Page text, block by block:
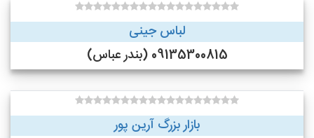
لباس جینی
09135300815 (بندر عباس)
بازار بزرگ آرین پور